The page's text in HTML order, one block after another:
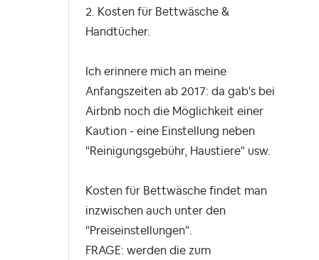
2. Kosten für Bettwäsche &
Handtücher.
Ich erinnere mich an meine
Anfangszeiten ab 2017: da gab's bei
Airbnb noch die Möglichkeit einer
Kaution - eine Einstellung neben
"Reinigungsgebühr, Haustiere" usw.
Kosten für Bettwäsche findet man
inzwischen auch unter den
"Preiseinstellungen".
FRAGE: werden die zum